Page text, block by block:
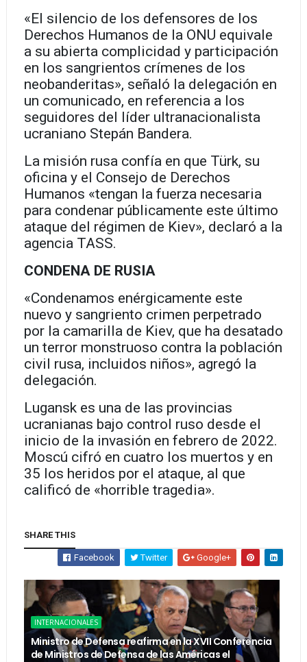
«El silencio de los defensores de los
Derechos Humanos de la ONU equivale
a su abierta complicidad y participación
en los sangrientos crímenes de los
neobanderitas», señaló la delegación en
un comunicado, en referencia a los
seguidores del líder ultranacionalista
ucraniano Stepán Bandera.
La misión rusa confía en que Türk, su
oficina y el Consejo de Derechos
Humanos «tengan la fuerza necesaria
para condenar públicamente este último
ataque del régimen de Kiev», declaró a la
agencia TASS.
CONDENA DE RUSIA
«Condenamos enérgicamente este
nuevo y sangriento crimen perpetrado
por la camarilla de Kiev, que ha desatado
un terror monstruoso contra la población
civil rusa, incluidos niños», agregó la
delegación.
Lugansk es una de las provincias
ucranianas bajo control ruso desde el
inicio de la invasión en febrero de 2022.
Moscú cifró en cuatro los muertos y en
35 los heridos por el ataque, al que
calificó de «horrible tragedia».
SHARE THIS
Facebook Twitter Google+
INTERNACIONALES
Ministro de Defensa reafirma en la XVII Conferencia
de Ministros de Defensa de las Américas el